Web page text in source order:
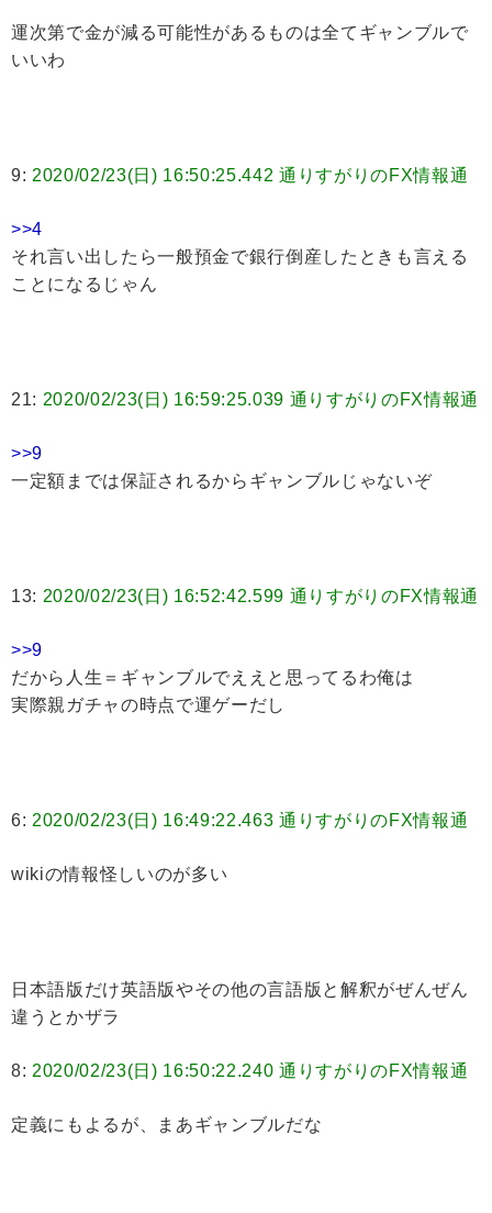
運次第で金が減る可能性があるものは全てギャンブルで
いいわ
9: 2020/02/23(日) 16:50:25.442 通りすがりのFX情報通
>>4
それ言い出したら一般預金で銀行倒産したときも言える
ことになるじゃん
21: 2020/02/23(日) 16:59:25.039 通りすがりのFX情報通
>>9
一定額までは保証されるからギャンブルじゃないぞ
13: 2020/02/23(日) 16:52:42.599 通りすがりのFX情報通
>>9
だから人生＝ギャンブルでええと思ってるわ俺は
実際親ガチャの時点で運ゲーだし
6: 2020/02/23(日) 16:49:22.463 通りすがりのFX情報通
wikiの情報怪しいのが多い
日本語版だけ英語版やその他の言語版と解釈がぜんぜん
違うとかザラ
8: 2020/02/23(日) 16:50:22.240 通りすがりのFX情報通
定義にもよるが、まあギャンブルだな